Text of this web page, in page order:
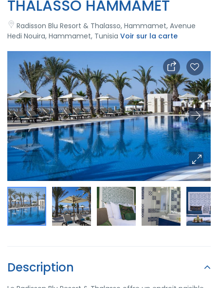
THALASSO HAMMAMET
Radisson Blu Resort & Thalasso, Hammamet, Avenue
Hedi Nouira, Hammamet, Tunisia Voir sur la carte
Description